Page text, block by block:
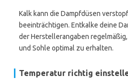
Kalk kann die Dampfdüsen
beeinträchtigen. Entkalke deine
der Herstellerangaben
und Sohle optimal zu erhalten.
Temperatur richtig